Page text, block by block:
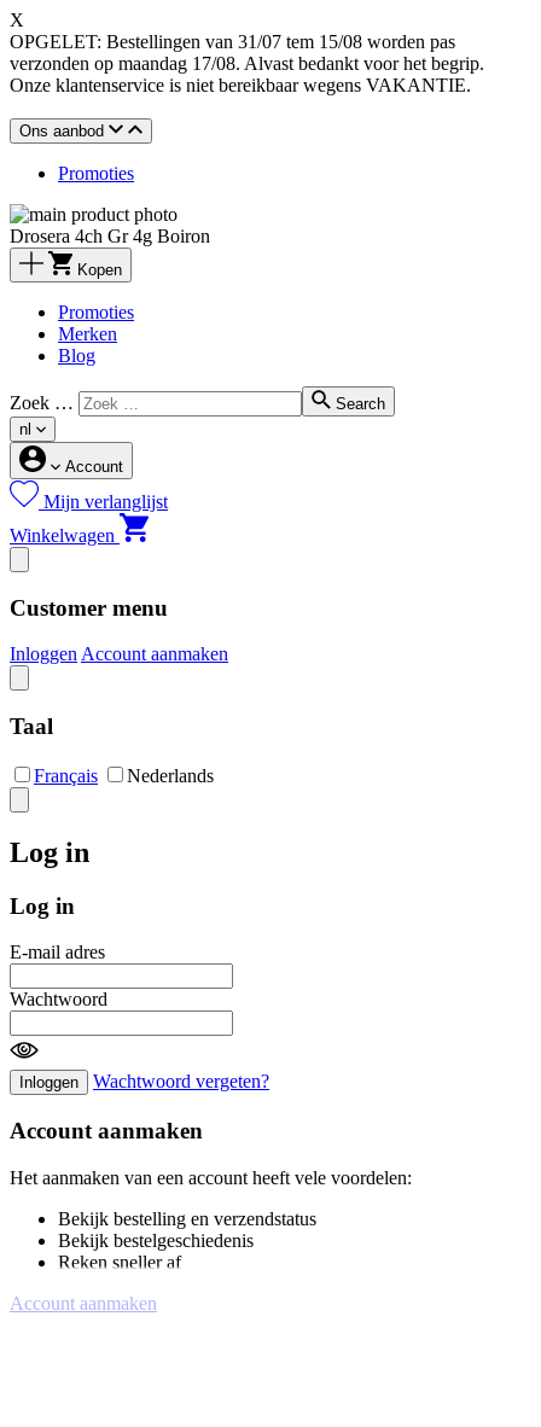
X
OPGELET: Bestellingen van 31/07 tem 15/08 worden pas
verzonden op maandag 17/08. Alvast bedankt voor het begrip.
Onze klantenservice is niet bereikbaar wegens VAKANTIE.
Ons aanbod
Promoties
Drosera 4ch Gr 4g Boiron
Kopen
Promoties
Merken
Blog
Zoek …
Search
nl
Account
Mijn verlanglijst
Winkelwagen
Customer menu
InloggenAccount aanmaken
Taal
Français Nederlands
Log in
Log in
E-mail adres
Wachtwoord
Inloggen Wachtwoord vergeten?
Account aanmaken
Het aanmaken van een account heeft vele voordelen:
Bekijk bestelling en verzendstatus
Bekijk bestelgeschiedenis
Reken sneller af
Account aanmaken